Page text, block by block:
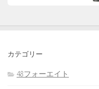
カテゴリー
48フォーエイト